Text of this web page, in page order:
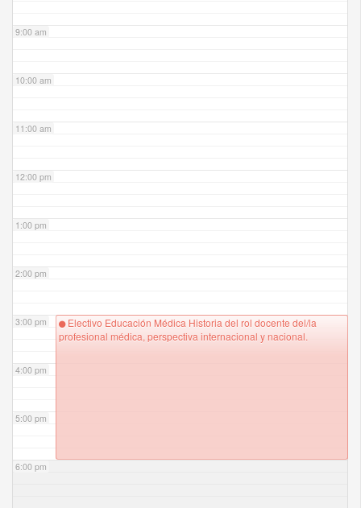
9:00 am
10:00 am
11:00 am
12:00 pm
1:00 pm
2:00 pm
3:00 pm
4:00 pm
5:00 pm
6:00 pm
Electivo Educación Médica Historia del rol docente del/la
profesional médica, perspectiva internacional y nacional.